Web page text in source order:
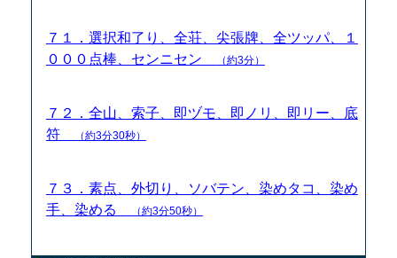
７１．選択和了り、全荘、尖張牌、全ツッパ、１
０００点棒、センニセン
（約3分）
７２．全山、索子、即ヅモ、即ノリ、即リー、底
符
（約3分30秒）
７３．素点、外切り、ソバテン、染めタコ、染め
手、染める
（約3分50秒）